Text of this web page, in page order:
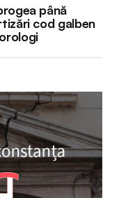
până
cod galben